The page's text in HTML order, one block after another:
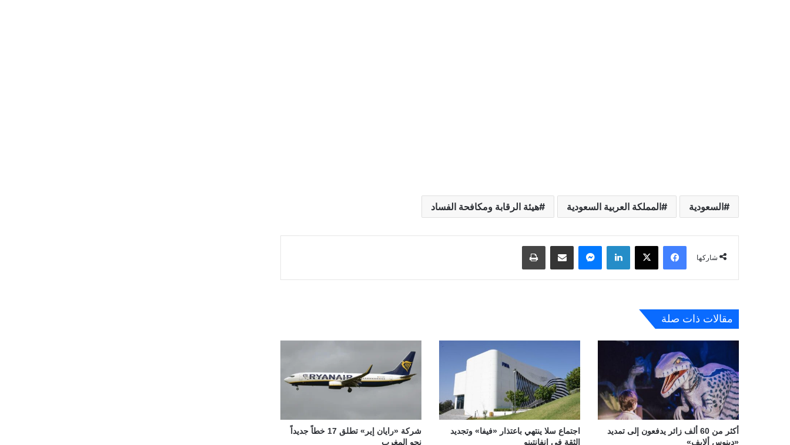
السعودية المملكة العربية السعودية هيئة الرقابة ومكافحة الفساد
شاركها
فيسبوك لينكدإن
مقالات ذات صلة
أكثر من 60 ألف زائر يدفعون إلى تمديد
«دينوس ألايف»
اجتماع سلا ينتهي باعتذار «فيفا» وتجديد
الثقة في إنفانتينو
شركة «رايان إير» تطلق 17 خطاً جديداً
نحو المغرب